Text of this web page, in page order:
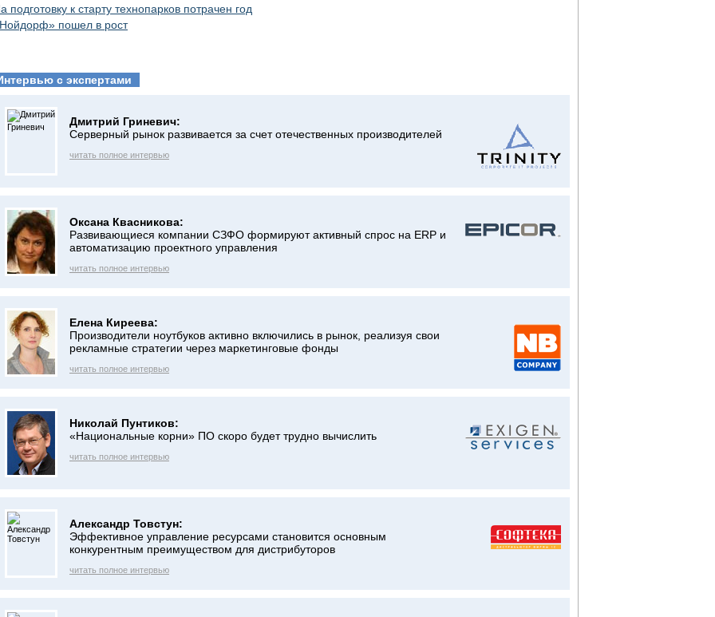
подготовку к старту технопарков потрачен год
пошел в рост
с экспертами
Дмитрий Гриневич:
Серверный рынок развивается за счет отечественных производителей
читать полное интервью
Оксана Квасникова:
Развивающиеся компании СЗФО формируют активный спрос на ERP и
автоматизацию проектного управления
читать полное интервью
Елена Киреева:
Производители ноутбуков активно включились в рынок, реализуя свои
рекламные стратегии через маркетинговые фонды
читать полное интервью
Николай Пунтиков:
«Национальные корни» ПО скоро будет трудно вычислить
читать полное интервью
Александр Товстун:
Эффективное управление ресурсами становится основным
конкурентным преимуществом для дистрибуторов
читать полное интервью